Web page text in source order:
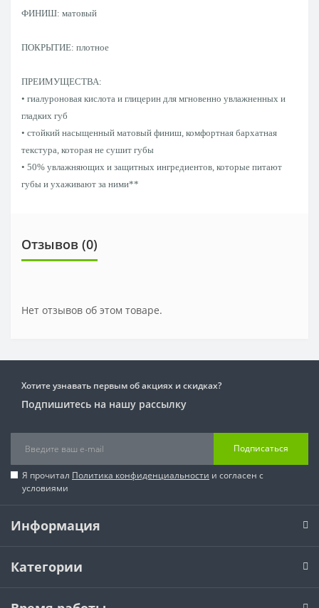
ФИНИШ: матовый
ПОКРЫТИЕ: плотное
ПРЕИМУЩЕСТВА:
• гиалуроновая кислота и глицерин для мгновенно увлажненных и
гладких губ
• стойкий насыщенный матовый финиш, комфортная бархатная
текстура, которая не сушит губы
• 50% увлажняющих и защитных ингредиентов, которые питают
губы и ухаживают за ними**
Отзывов (0)
Нет отзывов об этом товаре.
Хотите узнавать первым об акциях и скидках?
Подпишитесь на нашу рассылку
Подписаться
Я прочитал Политика конфиденциальности и согласен с
условиями
Информация
Категории